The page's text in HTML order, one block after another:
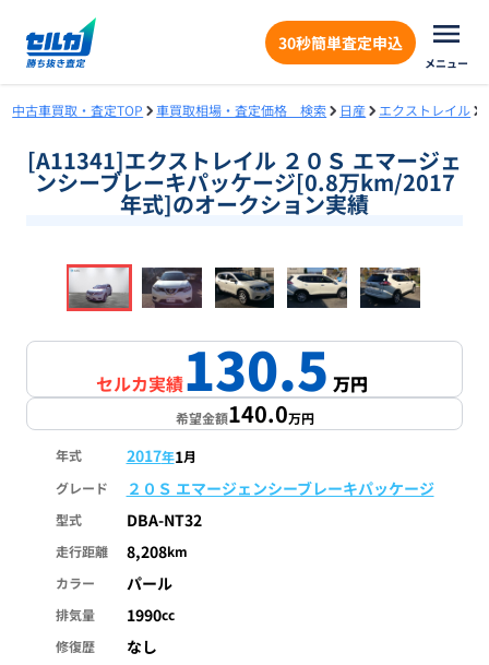
30秒簡単査定申込
メニュー
中古車買取・査定TOP 車買取相場・査定価格 検索 日産 エクストレイル
[A11341]エクストレイル ２０Ｓ エマージェ
ンシーブレーキパッケージ[0.8万km/2017
年式]のオークション実績
1/16
セルカ実績130.5万円
希望金額140.0万円
年式 2017年1月
グレード
２０Ｓ エマージェンシーブレーキパッケージ
型式 DBA-NT32
走行距離 8,208km
カラー
パール
排気量 1990cc
修復歴
なし